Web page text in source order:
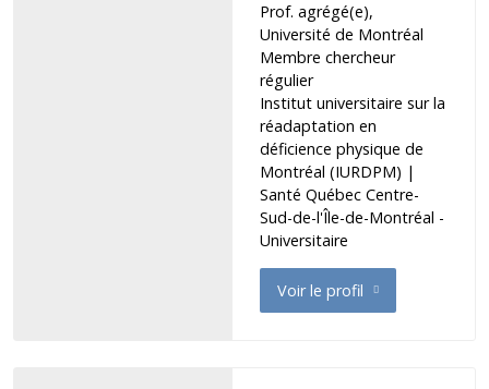
Prof. agrégé(e),
Université de Montréal
Membre chercheur
régulier
Institut universitaire sur la
réadaptation en
déficience physique de
Montréal (IURDPM) |
Santé Québec Centre-
Sud-de-l'Île-de-Montréal -
Universitaire
Voir le profil
de Caron Jeffrey G.